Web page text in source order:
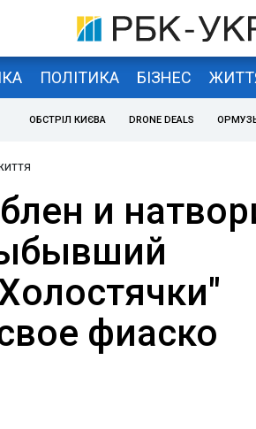
ПОЛІТИКА БІЗНЕС
ОБСТРІЛ КИЄВА DRONE DEALS
и
фиаско